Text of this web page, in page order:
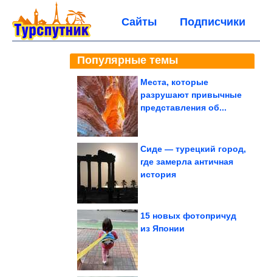
Сайты Подписчики
Популярные темы
Места, которые
разрушают привычные
представления об...
Сиде — турецкий город,
где замерла античная
история
15 новых фотопричуд
из Японии